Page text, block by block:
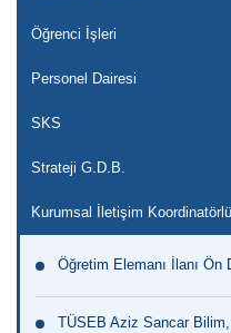
Öğrenci İşleri
Personel Dairesi
SKS
Strateji G.D.B.
Kurumsal İletişim
Öğretim Elemanı İlanı Ön
TÜSEB Aziz Sancar